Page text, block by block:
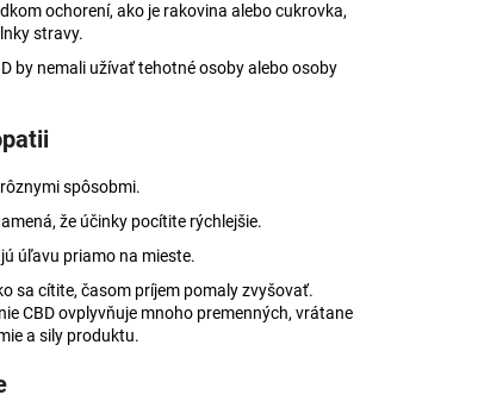
ochorení, ako je rakovina alebo cukrovka,
stravy.
by nemali užívať tehotné osoby alebo osoby
spôsobmi.
že účinky pocítite rýchlejšie.
úľavu priamo na mieste.
sa cítite, časom príjem pomaly zvyšovať.
CBD ovplyvňuje mnoho premenných, vrátane
a sily produktu.